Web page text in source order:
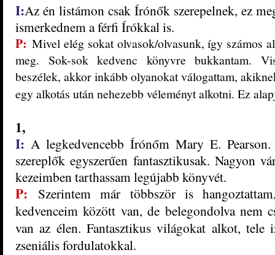
I:Az én listámon csak Írónők szerepelnek, ez
ismerkednem a férfi Írókkal is.
P: Mivel elég sokat olvasok/olvasunk, így számos
meg. Sok-sok kedvenc könyvre bukkantam.
beszélek, akkor inkább olyanokat válogattam,
egy alkotás után nehezebb véleményt alkotni. Ez
1,
I: A legkedvencebb Írónőm Mary E.
szereplők egyszerűen fantasztikusak. Nagyon
kezeimben tarthassam legújabb könyvét.
P:
Szerintem már többször is
kedvenceim között van, de belegondolva nem
van az élen. Fantasztikus világokat alkot, tele
zseniális fordulatokkal.